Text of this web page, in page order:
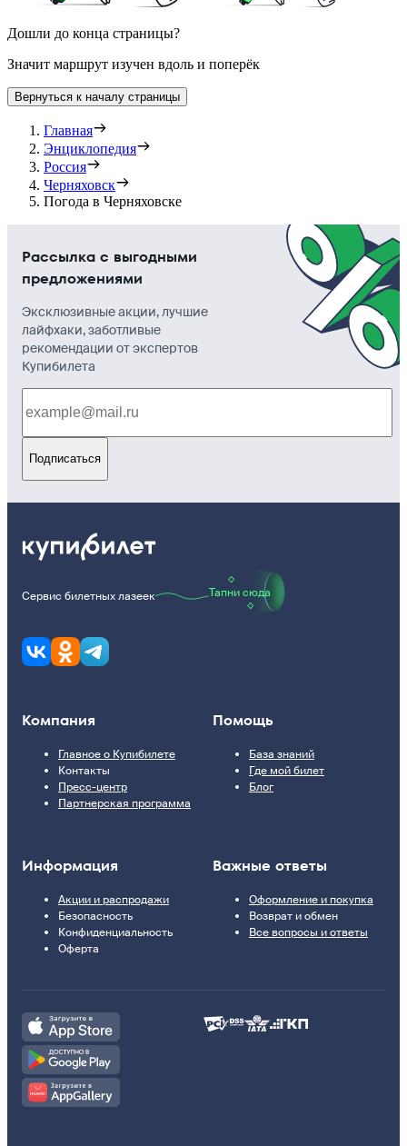
Дошли до конца страницы?
Значит маршрут изучен вдоль и поперёк
Вернуться к началу страницы
Главная
Энциклопедия
Россия
Черняховск
Погода в Черняховске
Рассылка с выгодными
предложениями
Эксклюзивные акции, лучшие
лайфхаки, заботливые
рекомендации от экспертов
Купибилета
Подписаться
Сервис билетных лазеек Тапни сюда
Компания
Главное о Купибилете
Контакты
Пресс-центр
Партнерская программа
Помощь
База знаний
Где мой билет
Блог
Информация
Акции и распродажи
Безопасность
Конфиденциальность
Оферта
Важные ответы
Оформление и покупка
Возврат и обмен
Все вопросы и ответы